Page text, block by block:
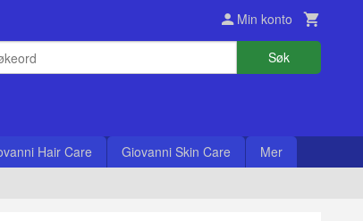
Min konto
Søk
Hair Care Giovanni Skin Care Mer